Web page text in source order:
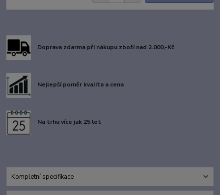
Doprava zdarma při nákupu zboží nad 2.000,-Kč
Nejlepší poměr kvalita a cena
Na trhu více jak 25 let
Kompletní specifikace